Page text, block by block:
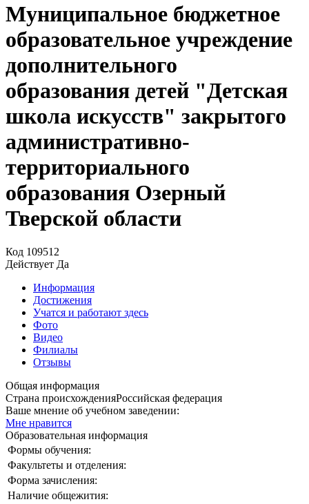
Муниципальное бюджетное
образовательное учреждение
дополнительного
образования детей "Детская
школа искусств" закрытого
административно-
территориального
образования Озерный
Тверской области
Код 109512
Действует Да
Информация
Достижения
Учатся и работают здесь
Фото
Видео
Филиалы
Отзывы
Общая информация
Страна происхожденияРоссийская федерация
Ваше мнение об учебном заведении:
Мне нравится
Образовательная информация
Формы обучения:
Факультеты и отделения:
Форма зачисления:
Наличие общежития: